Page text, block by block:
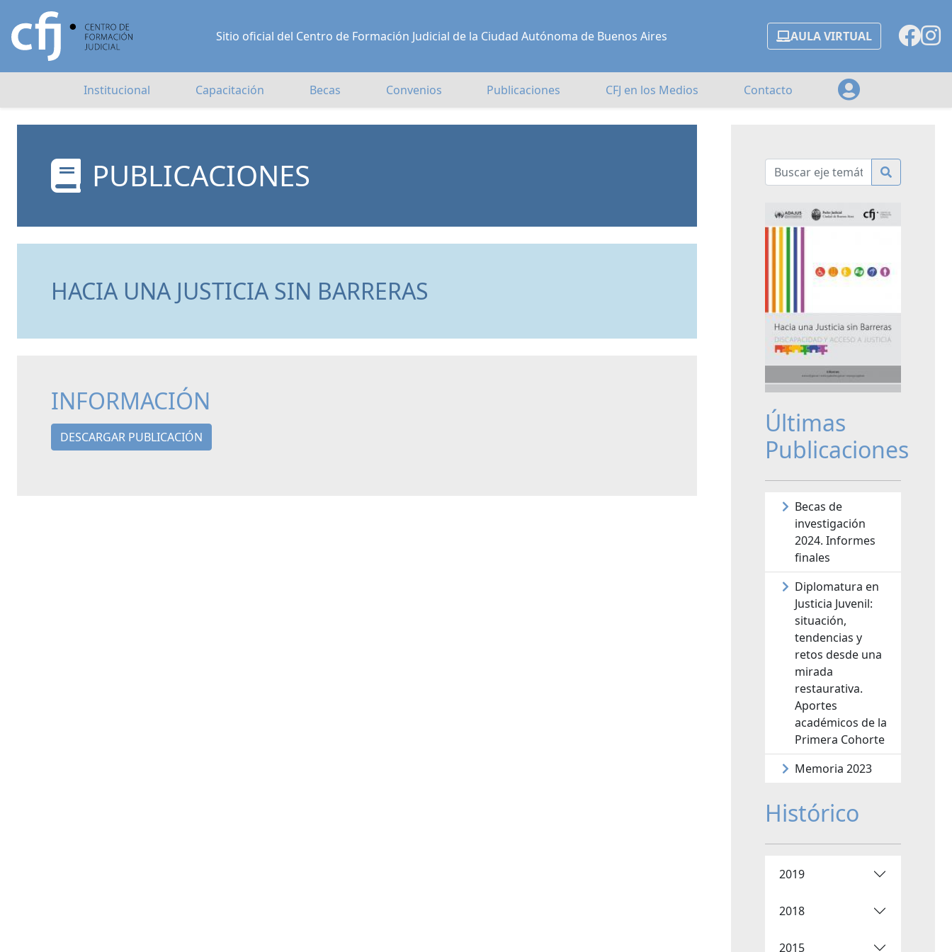
Sitio oficial del Centro de Formación Judicial de la Ciudad Autónoma de Buenos Aires AULA VIRTUAL
Institucional Capacitación Becas Convenios Publicaciones CFJ en los Medios Contacto
PUBLICACIONES
HACIA UNA JUSTICIA SIN BARRERAS
INFORMACIÓN
DESCARGAR PUBLICACIÓN
Últimas
Publicaciones
Becas de
investigación
2024. Informes
finales
Diplomatura en
Justicia Juvenil:
situación,
tendencias y
retos desde una
mirada
restaurativa.
Aportes
académicos de la
Primera Cohorte
Memoria 2023
Histórico
2019
2018
2015